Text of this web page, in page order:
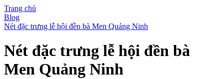
Trang chủ
Blog
Nét đặc trưng lễ hội đền bà Men Quảng Ninh
Nét đặc trưng lễ hội đền bà
Men Quảng Ninh